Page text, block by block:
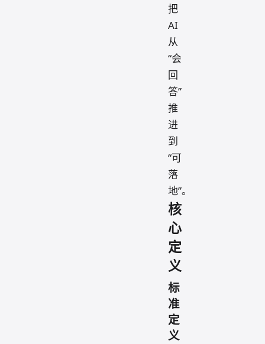
把
AI
从
“会
回
答”
推
进
到
“可
落
地”。
核
心
定
义
标
准
定
义